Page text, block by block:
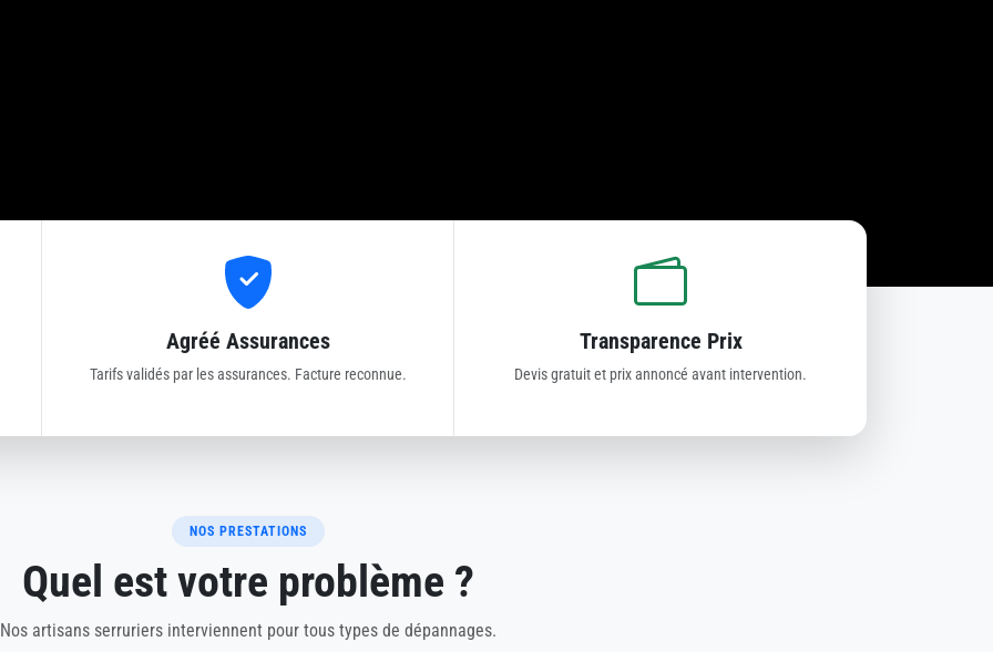
Agréé Assurances
Tarifs validés par les assurances. Facture reconnue.
Transparence Prix
Devis gratuit et prix annoncé avant intervention.
NOS PRESTATIONS
Quel est votre problème ?
Nos artisans serruriers interviennent pour tous types de dépannages.